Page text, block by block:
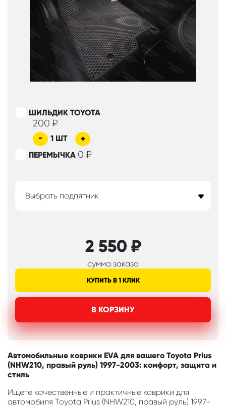
ШИЛЬДИК TOYOTA
200 ₽
- 1 ШТ
+
ПЕРЕМЫЧКА 0 ₽
Выбрать подпятник
2 550 ₽
сумма заказа
КУПИТЬ В 1 КЛИК
В КОРЗИНУ
Автомобильные коврики EVA для вашего Toyota Prius
(NHW210, правый руль) 1997-2003: комфорт, защита и
стиль
Ищете качественные и практичные коврики для
автомобиля Toyota Prius (NHW210, правый руль) 1997-